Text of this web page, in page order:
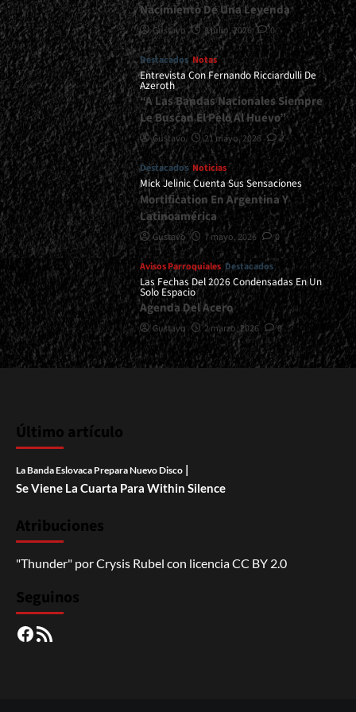
Nacimiento De Una Leyenda
Gustavo 8 julio, 2026 0
Destacados Notas
Entrevista Con Fernando Ricciardulli De
Azeroth
“A Las Bandas Nacionales Siempre
Le Buscan El Pelo Al Huevo”
Gustavo 21 mayo, 2026 2
Destacados Noticias
Mick Jelinic Cuenta Sus Sensaciones
Mortification En Argentina Y
Latinoamérica
Gustavo 7 mayo, 2026 0
Avisos Parroquiales Destacados
Las Fechas Del 2026 Condensadas En Un
Solo Espacio
Agenda Del Acero
Gustavo 2 marzo, 2026 0
Último artículo
La Banda Eslovaca Prepara Nuevo Disco |
Se Viene La Cuarta Para Within Silence
Atribuciones
"Thunder" porCrysis Rubel con licenciaCC BY 2.0
Seguinos
Facebook
RSS